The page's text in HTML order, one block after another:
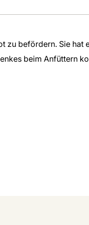
zu befördern. Sie hat
beim Anfüttern